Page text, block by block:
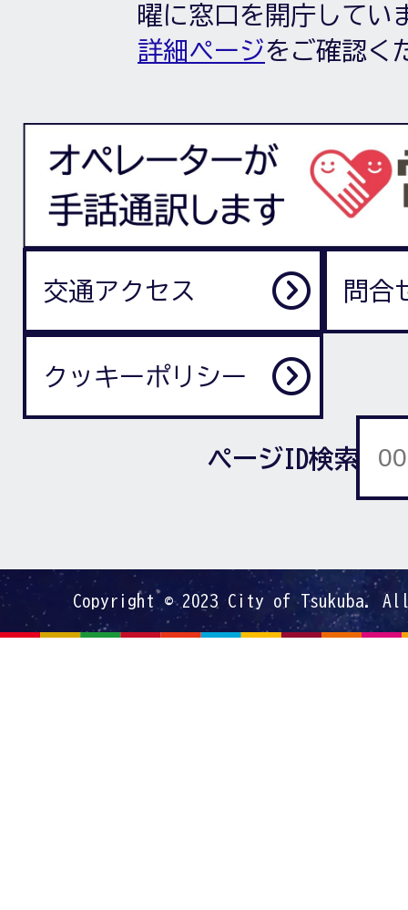
曜に窓口を開庁してい
詳細ページをご確認く
交通アクセス 問合
クッキーポリシー
ページID検索
Copyright © 2023 City of Tsukuba.